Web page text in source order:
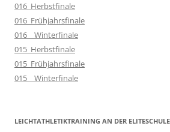
016_Herbstfinale
016_Frühjahrsfinale
016__Winterfinale
015_Herbstfinale
015_Frühjahrsfinale
015__Winterfinale
LEICHTATHLETIKTRAINING AN DER